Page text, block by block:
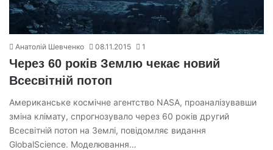
Анатолій Шевченко 08.11.2015 1
Через 60 років Землю чекає новий
Всесвітній потоп
Американське космічне агентство NASA, проаналізувавши
зміна клімату, спрогнозувало через 60 років другий
Всесвітній потоп на Землі, повідомляє видання
GlobalScience. Моделювання…